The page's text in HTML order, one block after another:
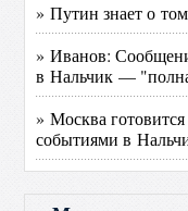
» Путин знает о
» Иванов:
в Нальчик —
» Москва
событиями в